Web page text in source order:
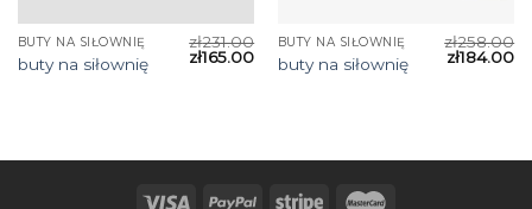
BUTY NA SIŁOWNIĘ
buty na siłownię
zł231.00
zł165.00
BUTY NA SIŁOWNIĘ
buty na siłownię
zł258.00
zł184.00